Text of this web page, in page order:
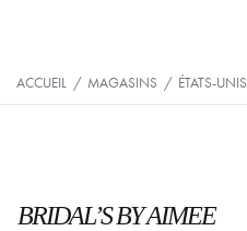
ACCUEIL / MAGASINS / ÉTATS-UNIS
BRIDAL’S BY AIMEE